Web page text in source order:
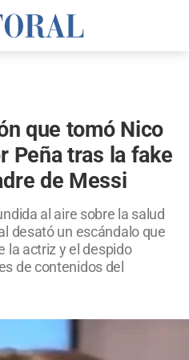
que tomó Nico
Peña tras la fake
de Messi
al aire sobre la salud
desató un escándalo que
la actriz y el despido
de contenidos del